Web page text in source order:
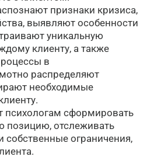
признаки кризиса,
выявляют особенности
уникальную
клиенту, а также
в
распределяют
необходимые
психологам сформировать
позицию, отслеживать
собственные ограничения,